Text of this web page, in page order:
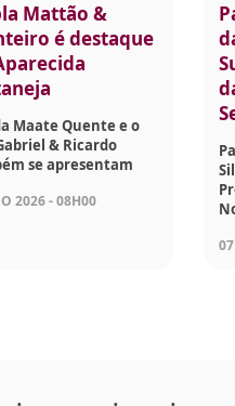
Mattão &
é destaque
Maate Quente e o
& Ricardo
se apresentam
2026 - 08H00